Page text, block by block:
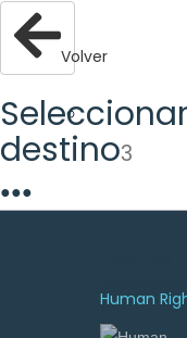
Human
Volver
destino3
●●●
por